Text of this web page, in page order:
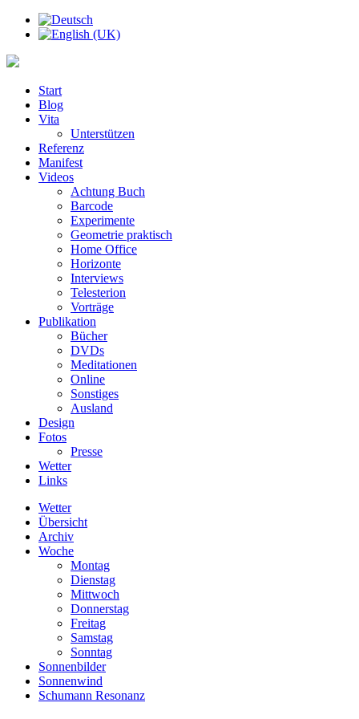
Start
Blog
Vita
Unterstützen
Referenz
Manifest
Videos
Achtung Buch
Barcode
Experimente
Geometrie praktisch
Home Office
Horizonte
Interviews
Telesterion
Vorträge
Publikation
Bücher
DVDs
Meditationen
Online
Sonstiges
Ausland
Design
Fotos
Presse
Wetter
Links
Wetter
Übersicht
Archiv
Woche
Montag
Dienstag
Mittwoch
Donnerstag
Freitag
Samstag
Sonntag
Sonnenbilder
Sonnenwind
Schumann Resonanz